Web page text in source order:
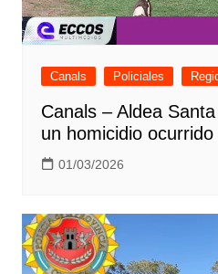
Canals Policiales
Canals – Aldea
un homicidio
01/03/2026